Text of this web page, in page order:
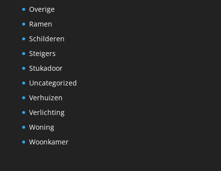
Overige
Ramen
Schilderen
Steigers
Stukadoor
Uncategorized
Verhuizen
Verlichting
Woning
Woonkamer